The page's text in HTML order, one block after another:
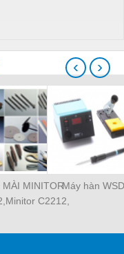
MÀI MINITOR
C2212,
máy mài siêu
Máy hàn
‹ ›